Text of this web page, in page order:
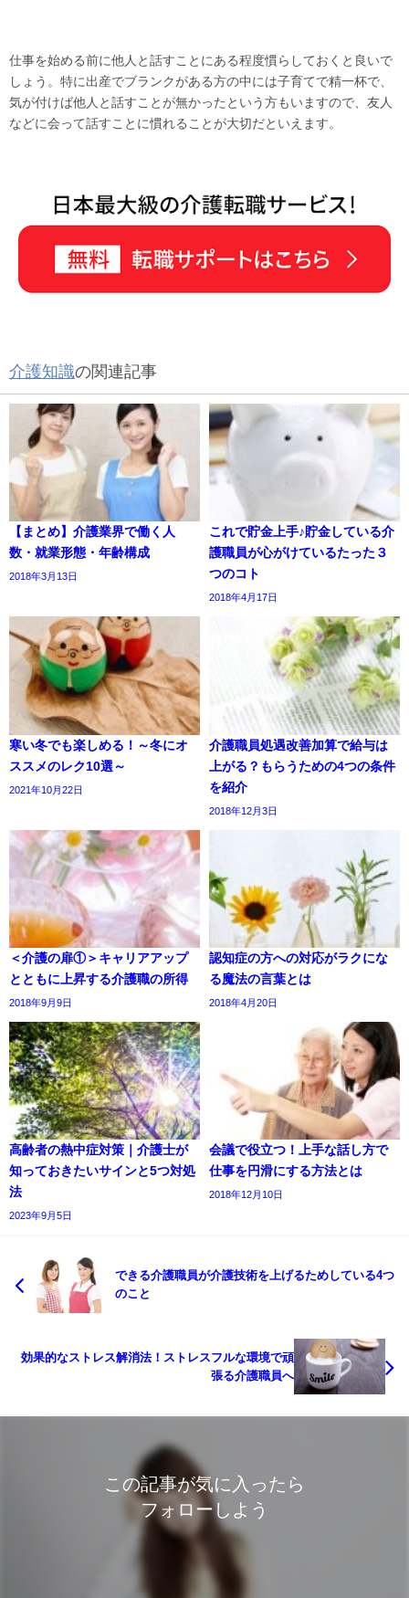
仕事を始める前に他人と話すことにある程度慣らしておくと良いで
しょう。特に出産でブランクがある方の中には子育てで精一杯で、
気が付けば他人と話すことが無かったという方もいますので、友人
などに会って話すことに慣れることが大切だといえます。
介護知識の関連記事
【まとめ】介護業界で働く人
数・就業形態・年齢構成
2018年3月13日
これで貯金上手♪貯金している介
護職員が心がけているたった３
つのコト
2018年4月17日
寒い冬でも楽しめる！～冬にオ
ススメのレク10選～
2021年10月22日
介護職員処遇改善加算で給与は
上がる？もらうための4つの条件
を紹介
2018年12月3日
＜介護の扉①＞キャリアアップ
とともに上昇する介護職の所得
2018年9月9日
認知症の方への対応がラクにな
る魔法の言葉とは
2018年4月20日
高齢者の熱中症対策｜介護士が
知っておきたいサインと5つ対処
法
2023年9月5日
会議で役立つ！上手な話し方で
仕事を円滑にする方法とは
2018年12月10日
できる介護職員が介護技術を上げるためしている4つ
のこと
効果的なストレス解消法！ストレスフルな環境で頑
張る介護職員へ
この記事が気に入ったら
フォローしよう